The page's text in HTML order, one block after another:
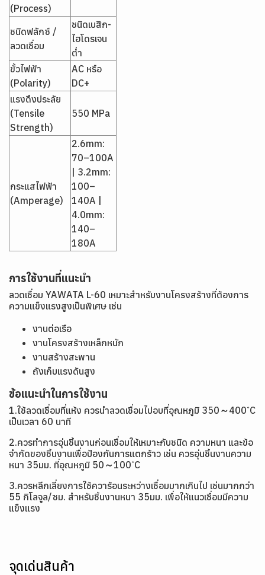
(Process)
ชนิดฟลักซ์ /
ลวดเชื่อม
ชนิดเบสิก-
ไฮโดรเจน
ต่ำ
ขั้วไฟฟ้า
(Polarity)
AC หรือ
DC+
แรงดึงประลัย
(Tensile
Strength)
550 MPa
กระแสไฟฟ้า
(Amperage)
2.6mm:
70–100A
| 3.2mm:
100–
140A |
4.0mm:
140–
180A
การใช้งานที่แนะนำ
ลวดเชื่อม YAWATA L-60 เหมาะสำหรับงานโครงสร้างที่ต้องการ
ความแข็งแรงสูงเป็นพิเศษ เช่น
งานต่อเรือ
งานโครงสร้างเหล็กหนัก
งานสร้างสะพาน
ถังเก็บแรงดันสูง
ข้อแนะนำในการใช้งาน
1.ใช้ลวดเชื่อมที่แห้ง ควรนำลวดเชื่อมไปอบที่อุณหภูมิ 350～400 ํC
เป็นเวลา 60 นาที
2.ควรทำการอุ่นชิ้นงานก่อนเชื่อมให้เหมาะกับชนิด ความหนา และข้อ
จำกัดของชิ้นงานเพื่อป้องกันการแตกร้าว เช่น ควรอุ่นชิ้นงานความ
หนา 35มม. ที่อุณหภูมิ 50～100 ํC
3.ควรหลีกเลี่ยงการใช้ควาร้อนระหว่างเชื่อมมากเกินไป เช่นมากกว่า
55 กิโลจูล/ซม. สำหรับชิ้นงานหนา 35มม. เพื่อให้แนวเชื่อมมีความ
แข็งแรง
จุดเด่นสินค้า